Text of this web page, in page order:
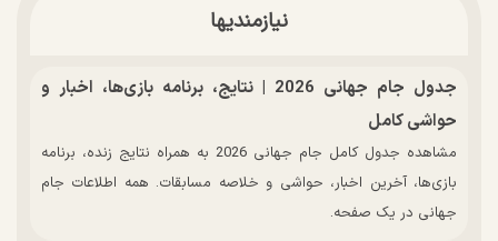
نیازمندیها
جدول جام جهانی 2026 | نتایج، برنامه بازی‌ها، اخبار و
حواشی کامل
مشاهده جدول کامل جام جهانی 2026 به همراه نتایج زنده، برنامه
بازی‌ها، آخرین اخبار، حواشی و خلاصه مسابقات. همه اطلاعات جام
جهانی در یک صفحه.